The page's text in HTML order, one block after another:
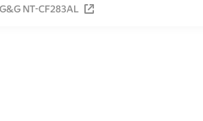
NT-CF283AL